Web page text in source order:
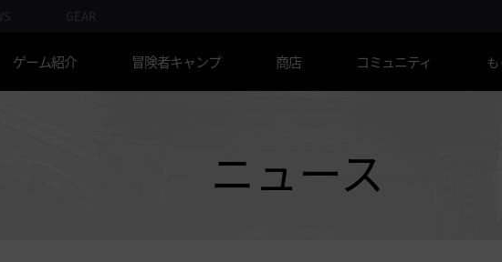
GEAR
ゲーム紹介 冒険者キャンプ 商店 コミュニティ
ニュース